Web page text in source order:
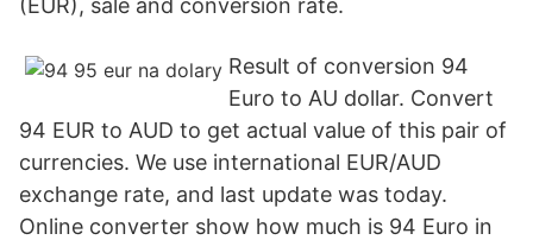
(EUR), sale and conversion rate.
Result of conversion 94
Euro to AU dollar. Convert
94 EUR to AUD to get actual value of this pair of
currencies. We use international EUR/AUD
exchange rate, and last update was today.
Online converter show how much is 94 Euro in